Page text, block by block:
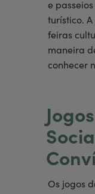
e
turístico.
feiras
maneira
conhecer
Os jogos